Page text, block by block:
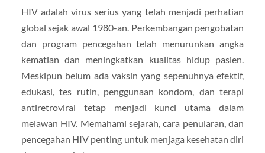
HIV adalah virus serius yang telah menjadi perhatian
global sejak awal 1980-an. Perkembangan pengobatan
dan program pencegahan telah menurunkan angka
kematian dan meningkatkan kualitas hidup pasien.
Meskipun belum ada vaksin yang sepenuhnya efektif,
edukasi, tes rutin, penggunaan kondom, dan terapi
antiretroviral tetap menjadi kunci utama dalam
melawan HIV. Memahami sejarah, cara penularan, dan
pencegahan HIV penting untuk menjaga kesehatan diri